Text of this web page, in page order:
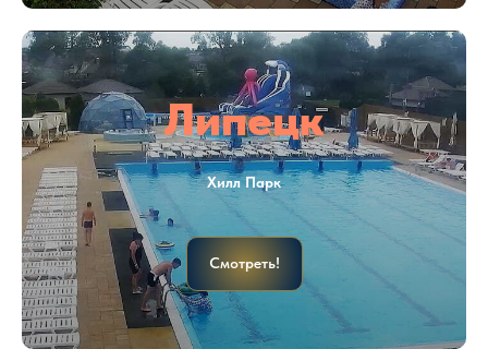
Липецк
Хилл Парк
Смотреть!